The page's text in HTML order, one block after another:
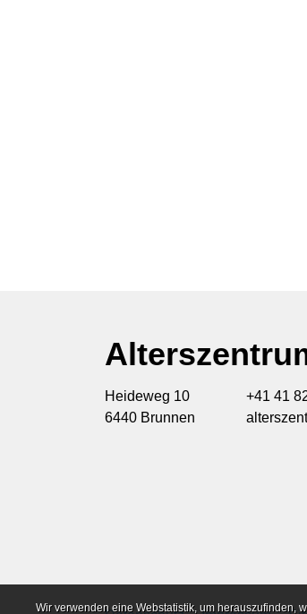
Heideweg 10
6440 Brunnen
+41 41
Webstatistik
Wir verwenden eine Webstatistik, um herauszufinden,